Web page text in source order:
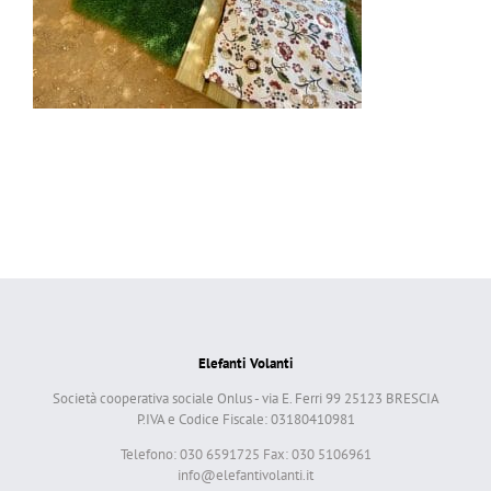
Elefanti Volanti
Società cooperativa sociale Onlus - via E. Ferri 99 25123 BRESCIA
P.IVA e Codice Fiscale: 03180410981
Telefono: 030 6591725 Fax: 030 5106961
info@elefantivolanti.it